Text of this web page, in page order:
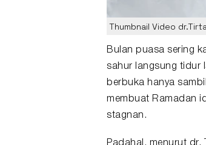
Thumbnail Video
Bulan puasa sering
sahur langsung tidur
berbuka hanya
membuat Ramadan
stagnan.
Padahal, menurut